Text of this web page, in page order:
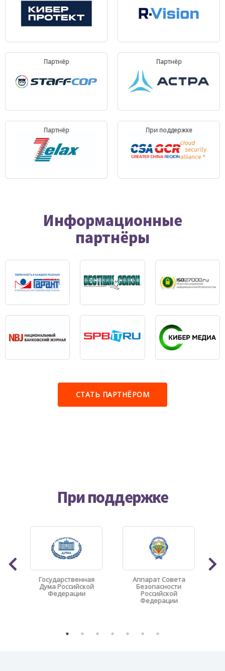
Партнёр Партнёр
Партнёр При поддержке
Информационные
партнёры
СТАТЬ ПАРТНЁРОМ
При поддержке
Государственная
Дума Российской
Федерации
Аппарат Совета
Безопасности
Российской
Федерации